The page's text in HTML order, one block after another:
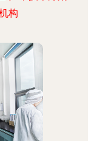
构